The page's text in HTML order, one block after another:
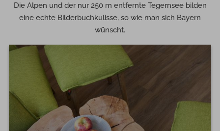
Die Alpen und der nur 250 m entfernte Tegernsee bilden
eine echte Bilderbuchkulisse, so wie man sich Bayern
wünscht.